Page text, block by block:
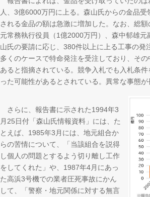
人、3億6000万円に上る。森山氏からの金品
される金品の額は急激に増加した。なお、総
元常務執行役員（1億2000万円）、森中郁雄
山氏の要請に応じ、380件以上に上る工事の
多くのケースで特命発注を受注しており、そ
あると指摘されている。競争入札でも入札条
った可能性があるとされている。異常な事態が
さらに、報告書に示された1994年3
月25日付「森山氏情報資料」には、た
とえば、1985年3月には、地元組合か
らの苦情について、「当該組合を説得
し個人の問題とするよう切り離し工作
をしてくれた」や、1987年4月にあっ
た高浜3号機での業者圧死事故にかん
して、「警察・地元関係に対する無言